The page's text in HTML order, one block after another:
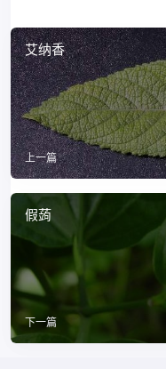
艾纳香
上一篇
假蒟
下一篇